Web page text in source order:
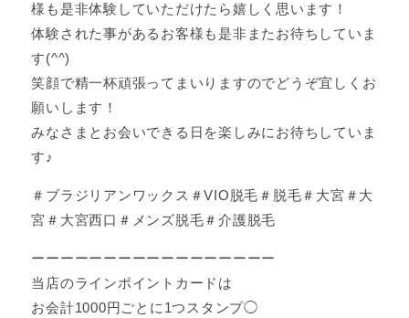
様も是非体験していただけたら嬉しく思います！
体験された事があるお客様も是非またお待ちしていま
す(^^)
笑顔で精一杯頑張ってまいりますのでどうぞ宜しくお
願いします！
みなさまとお会いできる日を楽しみにお待ちしていま
す♪
＃ブラジリアンワックス＃VIO脱毛＃脱毛＃大宮＃大
宮＃大宮西口＃メンズ脱毛＃介護脱毛
ーーーーーーーーーーーーーーーーー
当店のラインポイントカードは
お会計1000円ごとに1つスタンプ◯